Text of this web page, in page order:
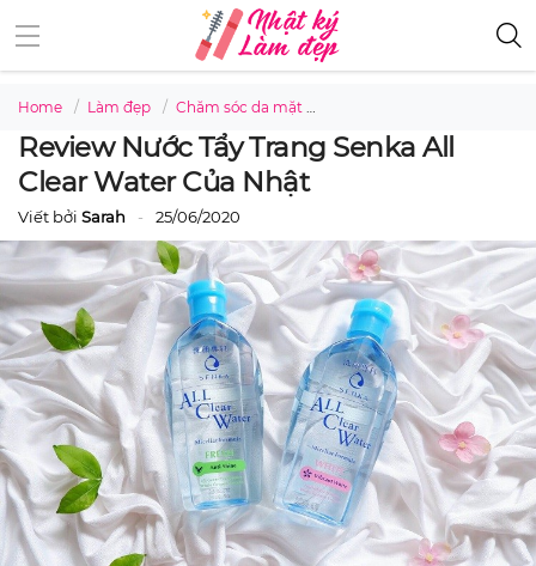
Home Làm đẹp Chăm sóc da mặt
Review Nước Tẩy Trang Senka All
Clear Water Của Nhật
Viết bởi Sarah 25/06/2020